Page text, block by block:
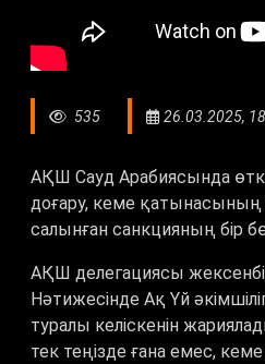
535 26.03.2025,
АҚШ Сауд Арабиясында
доғару, кеме қатынасының
салынған санкцияның бір
АҚШ делегациясы
Нәтижесінде Ақ Үй
туралы келіскенін
тек теңізде ғана емес,